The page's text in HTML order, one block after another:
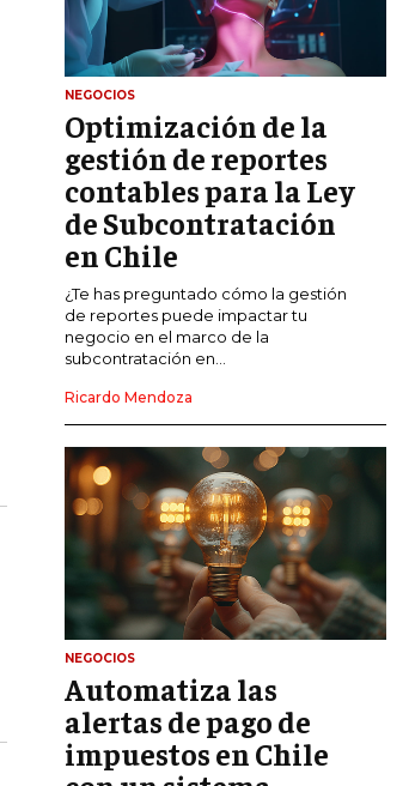
GESTIÓN DE LA EXPERIENCIA DEL
CLIENTE
PROYECTOS
GESTIÓN DE PROYECTOS
GESTIÓN DE OPERACIONES Y CADENA
DE SUMINISTRO
LOGÍSTICA EMPRESARIAL
CALIDAD Y MEJORA CONTINUA
TALENTOS
TALENTO
RECLUTAMIENTO Y SELECCIÓN
DESARROLLO DE PERSONAL
GESTIÓN DEL DESEMPEÑO
CULTURA Y CLIMA ORGANIZACIONAL
ÉTICA EMPRESARIAL Y
RESPONSABILIDAD SOCIAL
BLOG
NEGOCIOS
Optimización de la
gestión de reportes
contables para la Ley
de Subcontratación
en Chile
¿Te has preguntado cómo la gestión
de reportes puede impactar tu
negocio en el marco de la
subcontratación en...
Ricardo Mendoza
NEGOCIOS
Automatiza las
alertas de pago de
impuestos en Chile